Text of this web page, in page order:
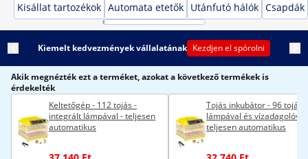
Kisállat tartozékok Automata etetők Utánfutó hálók Csapdák
Kiemelt kedvezmények vállalatának Kezdjen el spórolni
Akik megnézték ezt a terméket, azokat a következő termékek is
érdekelték
Keltetőgép - 112 tojás -
integrált lámpával - teljesen
automatikus
Tojás inkubátor - 96 tojás -
lámpával és
teljesen automatikus